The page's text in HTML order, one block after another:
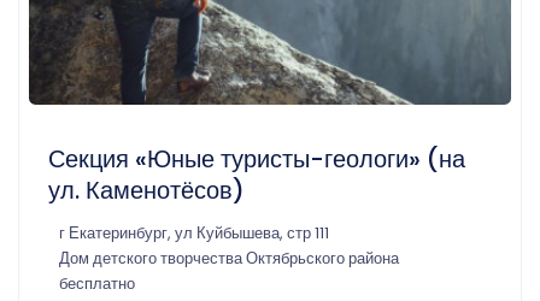
Секция «Юные туристы-геологи» (на
ул. Каменотёсов)
г Екатеринбург, ул Куйбышева, стр 111
Дом детского творчества Октябрьского района
бесплатно